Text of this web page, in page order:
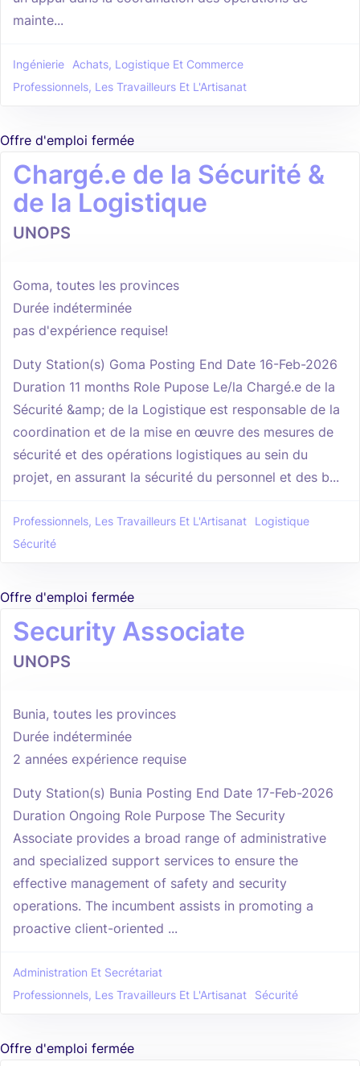
mainte...
Ingénierie
Achats, Logistique Et Commerce
Professionnels, Les Travailleurs Et L'Artisanat
Offre d'emploi fermée
Chargé.e de la Sécurité &
de la Logistique
UNOPS
Goma, toutes les provinces
Durée indéterminée
pas d'expérience requise!
Duty Station(s) Goma Posting End Date 16-Feb-2026
Duration 11 months Role Pupose Le/la Chargé.e de la
Sécurité &amp; de la Logistique est responsable de la
coordination et de la mise en œuvre des mesures de
sécurité et des opérations logistiques au sein du
projet, en assurant la sécurité du personnel et des b...
Professionnels, Les Travailleurs Et L'Artisanat
Logistique
Sécurité
Offre d'emploi fermée
Security Associate
UNOPS
Bunia, toutes les provinces
Durée indéterminée
2 années expérience requise
Duty Station(s) Bunia Posting End Date 17-Feb-2026
Duration Ongoing Role Purpose The Security
Associate provides a broad range of administrative
and specialized support services to ensure the
effective management of safety and security
operations. The incumbent assists in promoting a
proactive client-oriented ...
Administration Et Secrétariat
Professionnels, Les Travailleurs Et L'Artisanat
Sécurité
Offre d'emploi fermée